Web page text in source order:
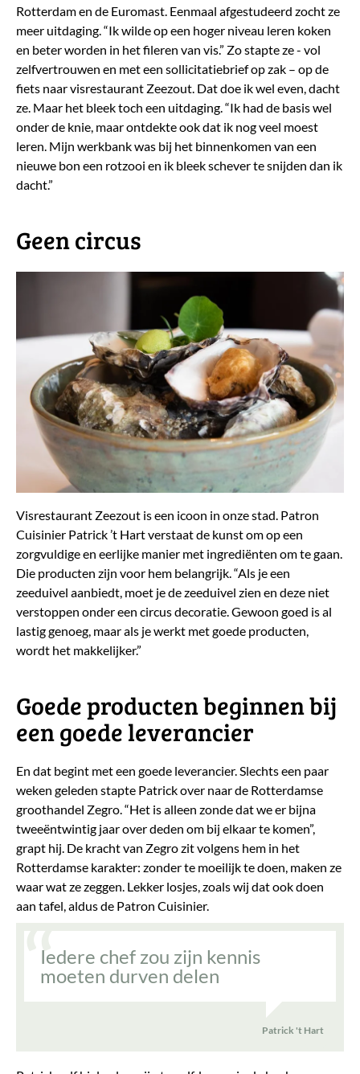
Rotterdam en de Euromast. Eenmaal afgestudeerd zocht ze
meer uitdaging. “Ik wilde op een hoger niveau leren koken
en beter worden in het fileren van vis.” Zo stapte ze - vol
zelfvertrouwen en met een sollicitatiebrief op zak – op de
fiets naar visrestaurant Zeezout. Dat doe ik wel even, dacht
ze. Maar het bleek toch een uitdaging. “Ik had de basis wel
onder de knie, maar ontdekte ook dat ik nog veel moest
leren. Mijn werkbank was bij het binnenkomen van een
nieuwe bon een rotzooi en ik bleek schever te snijden dan ik
dacht.”
Geen circus
Visrestaurant Zeezout is een icoon in onze stad. Patron
Cuisinier Patrick ’t Hart verstaat de kunst om op een
zorgvuldige en eerlijke manier met ingrediënten om te gaan.
Die producten zijn voor hem belangrijk. “Als je een
zeeduivel aanbiedt, moet je de zeeduivel zien en deze niet
verstoppen onder een circus decoratie. Gewoon goed is al
lastig genoeg, maar als je werkt met goede producten,
wordt het makkelijker.”
Goede producten beginnen bij
een goede leverancier
En dat begint met een goede leverancier. Slechts een paar
weken geleden stapte Patrick over naar de Rotterdamse
groothandel Zegro. “Het is alleen zonde dat we er bijna
tweeëntwintig jaar over deden om bij elkaar te komen”,
grapt hij. De kracht van Zegro zit volgens hem in het
Rotterdamse karakter: zonder te moeilijk te doen, maken ze
waar wat ze zeggen. Lekker losjes, zoals wij dat ook doen
aan tafel, aldus de Patron Cuisinier.
Iedere chef zou zijn kennis
moeten durven delen
Patrick 't Hart